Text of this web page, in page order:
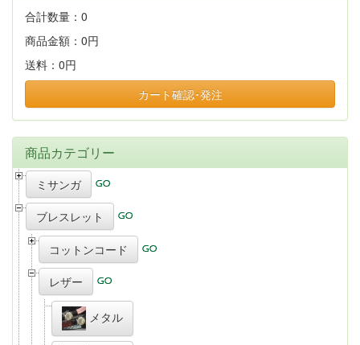
合計数量： 0
商品金額： 0円
送料： 0円
カート確認･発注
商品カテゴリー
ミサンガ
ブレスレット
コットンコード
レザー
メタル